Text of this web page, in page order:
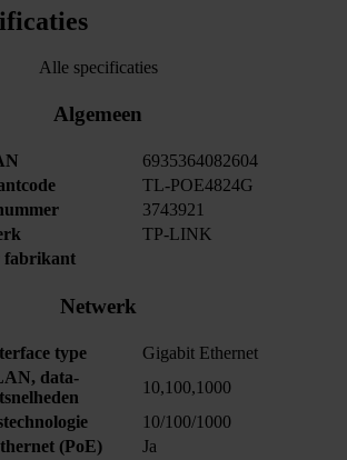
Alle specificaties
Algemeen
6935364082604
TL-POE4824G
3743921
TP-LINK
fabrikant
Netwerk
type
Gigabit Ethernet
data-
10,100,1000
10/100/1000
(PoE)
Ja